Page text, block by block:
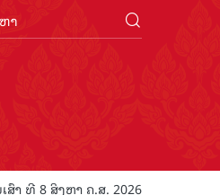
ສົາ ທີ 8 ສິງຫາ ຄ.ສ. 2026